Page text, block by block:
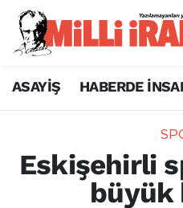
ASAYİŞ HABERDE
Eskişehirli
büyük